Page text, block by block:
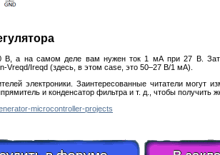
В, а на самом деле вам нужен ток 1 мА при 27 В.
Vreqd/Ireqd (здесь, в этом case, это 50–27 В/1 мА).
электроники. Заинтересованные читатели
и конденсатор фильтра и т. д., чтобы получить
microcontroller-projects